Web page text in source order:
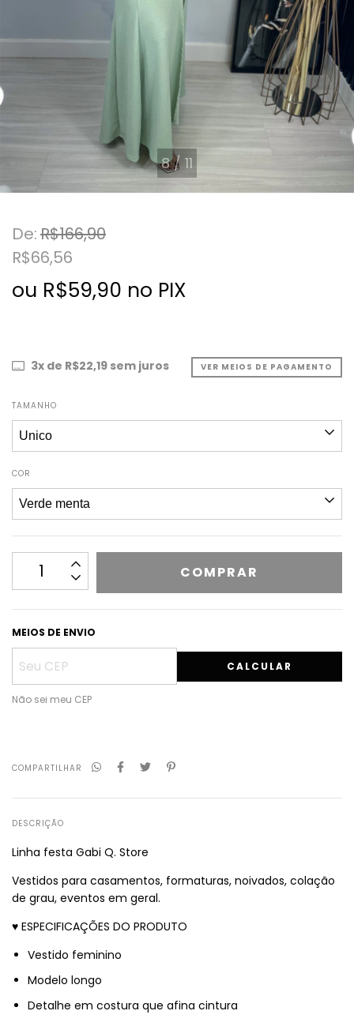
8/ 11
De:R$166,90
R$66,56
ou R$59,90 no PIX
3x de R$22,19sem juros VER MEIOS DE PAGAMENTO
TAMANHO
COR
MEIOS DE ENVIO
CALCULAR
Não sei meu CEP
COMPARTILHAR
DESCRIÇÃO
Linha festa Gabi Q. Store
Vestidos para casamentos, formaturas, noivados, colação
de grau, eventos em geral.
♥ ESPECIFICAÇÕES DO PRODUTO
Vestido feminino
Modelo longo
Detalhe em costura que afina cintura